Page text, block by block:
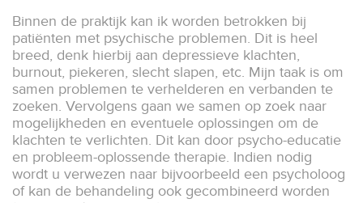
Binnen de praktijk kan ik worden betrokken bij
patiënten met psychische problemen. Dit is heel
breed, denk hierbij aan depressieve klachten,
burnout, piekeren, slecht slapen, etc. Mijn taak is om
samen problemen te verhelderen en verbanden te
zoeken. Vervolgens gaan we samen op zoek naar
mogelijkheden en eventuele oplossingen om de
klachten te verlichten. Dit kan door psycho-educatie
en probleem-oplossende therapie. Indien nodig
wordt u verwezen naar bijvoorbeeld een psycholoog
of kan de behandeling ook gecombineerd worden